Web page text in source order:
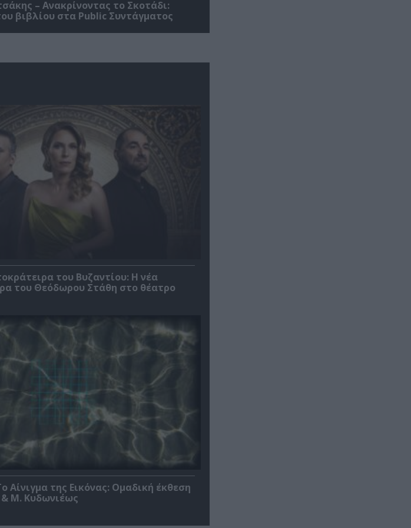
– Ανακρίνοντας το Σκοτάδι:
βιβλίου στα Public Συντάγματος
του Βυζαντίου: Η νέα
του Θεόδωρου Στάθη στο θέατρο
Αίνιγμα της Εικόνας: Ομαδική έκθεση
Μ. Κυδωνιέως